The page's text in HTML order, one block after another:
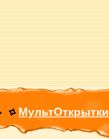
МультОткрытки